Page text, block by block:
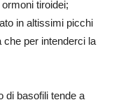
tiroidei;
in altissimi picchi
per intenderci la
di basofili tende a